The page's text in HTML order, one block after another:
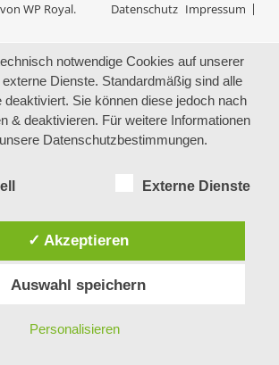
Datenschutz Impressum
WP Royal.
notwendige Cookies auf unserer
Dienste. Standardmäßig sind alle
deaktiviert. Sie können diese jedoch nach
& deaktivieren. Für weitere Informationen
Datenschutzbestimmungen.
Externe Dienste
✓ Akzeptieren
Auswahl speichern
Personalisieren